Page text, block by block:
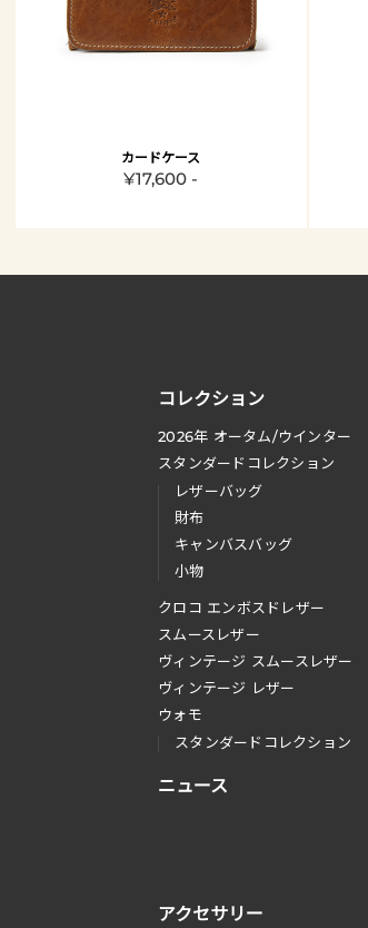
カードケース
¥17,600 -
コレクション
2026年 オータム/ウインター
スタンダードコレクション
レザーバッグ
財布
キャンバスバッグ
小物
クロコ エンボスドレザー
スムースレザー
ヴィンテージ スムースレザー
ヴィンテージ レザー
ウォモ
スタンダードコレクション
ニュース
アクセサリー